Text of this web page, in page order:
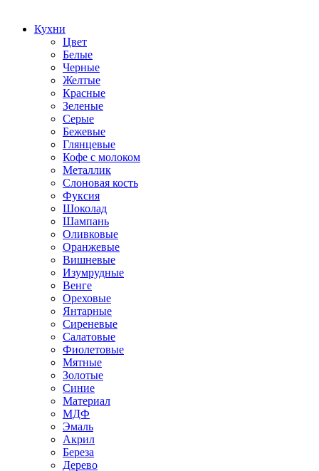
Кухни
Цвет
Белые
Черные
Желтые
Красные
Зеленые
Серые
Бежевые
Глянцевые
Кофе с молоком
Металлик
Слоновая кость
Фуксия
Шоколад
Шампань
Оливковые
Оранжевые
Вишневые
Изумрудные
Венге
Ореховые
Янтарные
Сиреневые
Салатовые
Фиолетовые
Мятные
Золотые
Синие
Материал
МДФ
Эмаль
Акрил
Береза
Дерево